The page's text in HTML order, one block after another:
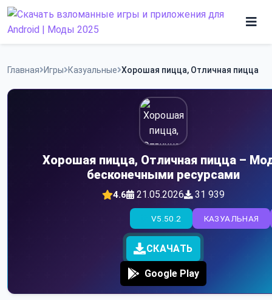
Skip
Программы
Главная Игры Казуальные Хорошая пицца, Отличная пицца
Хорошая пицца, Отличная пицца –
бесконечными ресурсами
4.6 21.05.2026 31 939
КАЗУАЛЬНАЯ
V5.50.2
СКАЧАТЬ
Google Play